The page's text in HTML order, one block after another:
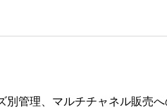
別管理、マルチチャネル販売